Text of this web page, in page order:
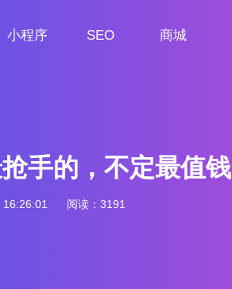
小程序
SEO
商城
手的，不定最值钱
阅读：3191